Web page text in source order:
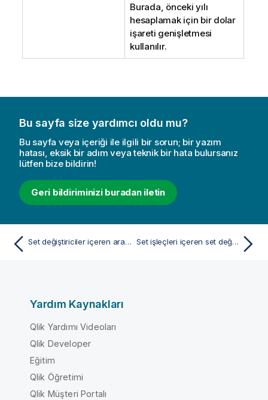
Burada, önceki yılı
hesaplamak için bir dolar
işareti genişletmesi
kullanılır.
Bu sayfa size yardımcı oldu mu?
Bu sayfa veya içeriği ile ilgili bir sorun; bir yazım
hatası, eksik bir adım veya teknik bir hata bulursanız
lütfen bize bildirin!
Geri bildiriminizi buradan iletin
Set değiştiriciler içeren aramalar Set işleçleri içeren set değiştiricileri
Yardım Kaynakları
Qlik Yardımı Videoları
Qlik Developer
Eğitim
Qlik Öğretimi
Qlik Müşteri Portalı